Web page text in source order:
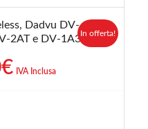
Dadvu DV-
2AT e DV-1A3G
€IlIVA Inclusa
In offerta!